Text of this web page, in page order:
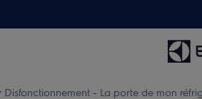
Disfonctionnement - La porte de mon